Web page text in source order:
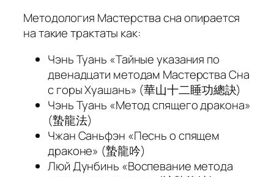
Методология Мастерства сна опирается
на такие трактаты как:
Чэнь Туань «Тайные указания по
двенадцати методам Мастерства Сна
с горы Хуашань» (華山十二睡功總訣)
Чэнь Туань «Метод спящего дракона»
(蟄龍法)
Чжан Саньфэн «Песнь о спящем
драконе» (蟄龍吟)
Люй Дунбинь «Воспевание метода